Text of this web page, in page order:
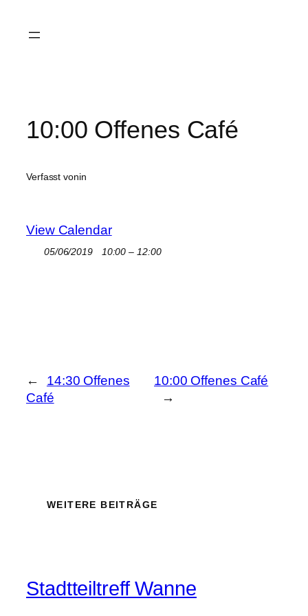
Inhalt
10:00 Offenes Café
Verfasst vonin
View Calendar
05/06/2019 10:00 – 12:00
←
14:30 Offenes
Café
10:00 Offenes Café
→
WEITERE BEITRÄGE
Stadtteiltreff Wanne